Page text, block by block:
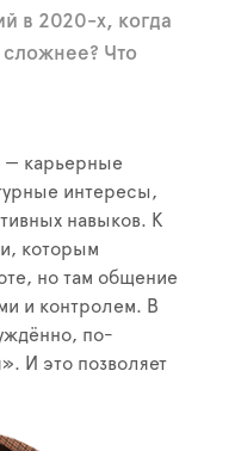
в 2020-х, когда
сложнее? Что
— карьерные
интересы,
навыков. К
которым
но там общение
и контролем. В
по-
И это позволяет